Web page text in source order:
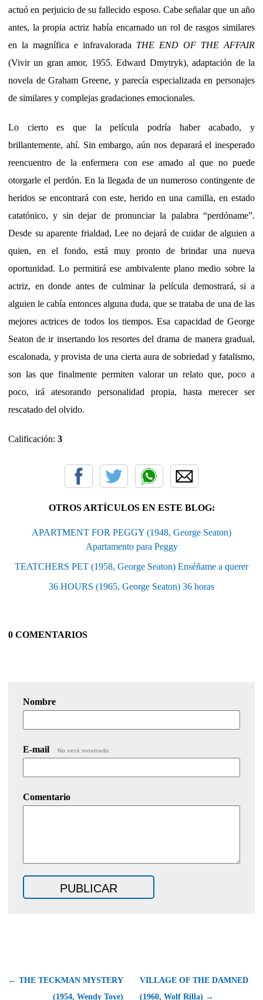
actuó en perjuicio de su fallecido esposo. Cabe señalar que un año
antes, la propia actriz había encarnado un rol de rasgos similares
en la magnífica e infravalorada THE END OF THE AFFAIR
(Vivir un gran amor, 1955. Edward Dmytryk), adaptación de la
novela de Graham Greene, y parecía especializada en personajes
de similares y complejas gradaciones emocionales.
Lo cierto es que la película podría haber acabado, y
brillantemente, ahí. Sin embargo, aún nos deparará el inesperado
reencuentro de la enfermera con ese amado al que no puede
otorgarle el perdón. En la llegada de un numeroso contingente de
heridos se encontrará con este, herido en una camilla, en estado
catatónico, y sin dejar de pronunciar la palabra “perdóname”.
Desde su aparente frialdad, Lee no dejará de cuidar de alguien a
quien, en el fondo, está muy pronto de brindar una nueva
oportunidad. Lo permitirá ese ambivalente plano medio sobre la
actriz, en donde antes de culminar la película demostrará, si a
alguien le cabía entonces alguna duda, que se trataba de una de las
mejores actrices de todos los tiempos. Esa capacidad de George
Seaton de ir insertando los resortes del drama de manera gradual,
escalonada, y provista de una cierta aura de sobriedad y fatalismo,
son las que finalmente permiten valorar un relato que, poco a
poco, irá atesorando personalidad propia, hasta merecer ser
rescatado del olvido.
Calificación: 3
OTROS ARTÍCULOS EN ESTE BLOG:
APARTMENT FOR PEGGY (1948, George Seaton)
Apartamento para Peggy
TEATCHERS PET (1958, George Seaton) Enséñame a querer
36 HOURS (1965, George Seaton) 36 horas
0 COMENTARIOS
Nombre
E-mail No será mostrado.
Comentario
← THE TECKMAN MYSTERY
(1954, Wendy Toye)
VILLAGE OF THE DAMNED
(1960, Wolf Rilla) →